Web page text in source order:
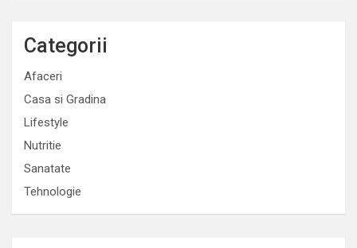
Categorii
Afaceri
Casa si Gradina
Lifestyle
Nutritie
Sanatate
Tehnologie